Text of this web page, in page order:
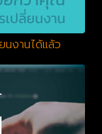
งานได้แล้ว